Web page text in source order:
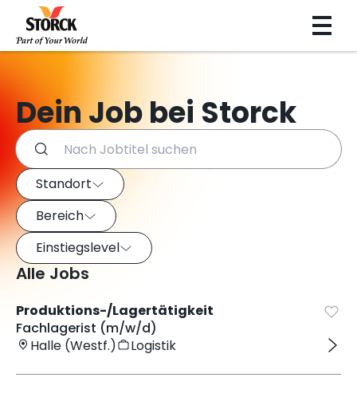
Dein Job bei Storck
Suchen Sie nach Jobs und verwenden Sie die Filter
Job-Filter
Verwenden Sie diese Filter, um Jobs nach Standort,
Standort
Bereich
Einstiegslevel
Alle Jobs
Produktions-/Lagertätigkeit
Fachlagerist (m/w/d)
Halle (Westf.)
Logistik